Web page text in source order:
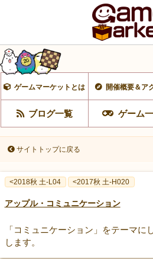
ゲームマーケットとは 開催概要＆ア
ブログ一覧 ゲーム
サイトトップに戻る
<2018秋 土-L04 <2017秋 土-H020
アップル・コミュニケーション
「コミュニケーション」をテーマに
します。